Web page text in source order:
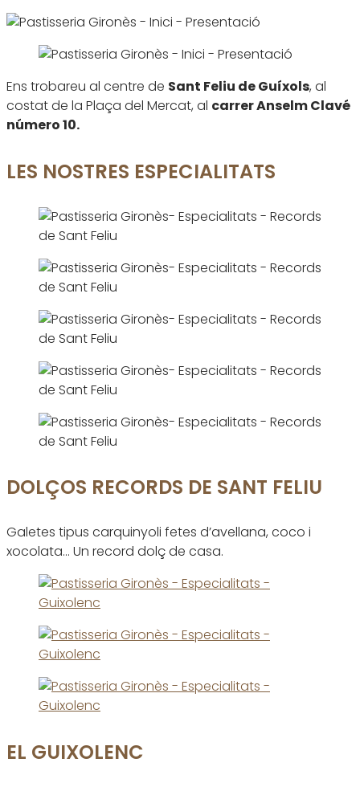
Ens trobareu al centre de Sant Feliu de Guíxols, al
costat de la Plaça del Mercat, al carrer Anselm Clavé
número 10.
LES NOSTRES ESPECIALITATS
DOLÇOS RECORDS DE SANT FELIU
Galetes tipus carquinyoli fetes d’avellana, coco i
xocolata… Un record dolç de casa.
EL GUIXOLENC